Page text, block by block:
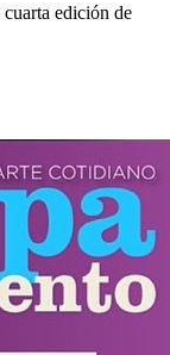
edición de